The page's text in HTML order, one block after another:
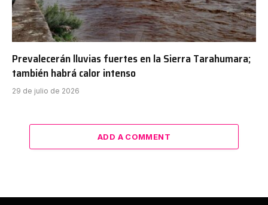
Prevalecerán lluvias fuertes en la Sierra Tarahumara;
también habrá calor intenso
29 de julio de 2026
ADD A COMMENT